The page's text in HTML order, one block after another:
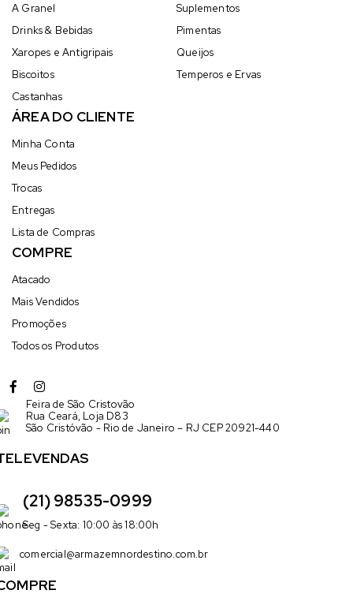
A Granel
Drinks & Bebidas
Xaropes e Antigripais
Biscoitos
Castanhas
Suplementos
Pimentas
Queijos
Temperos e Ervas
ÁREA DO CLIENTE
Minha Conta
Meus Pedidos
Trocas
Entregas
Lista de Compras
COMPRE
Atacado
Mais Vendidos
Promoções
Todos os Produtos
Feira de São Cristovão
Rua Ceará, Loja D83
São Cristóvão - Rio de Janeiro – RJ CEP 20921-440
(21) 98535-0999
Seg - Sexta: 10:00 às 18:00h
comercial@armazemnordestino.com.br